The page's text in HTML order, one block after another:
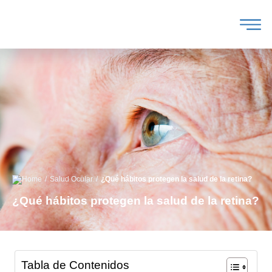
/ Salud Ocular / ¿Qué hábitos protegen la salud de la retina?
¿Qué hábitos protegen la salud de la retina?
Tabla de Contenidos